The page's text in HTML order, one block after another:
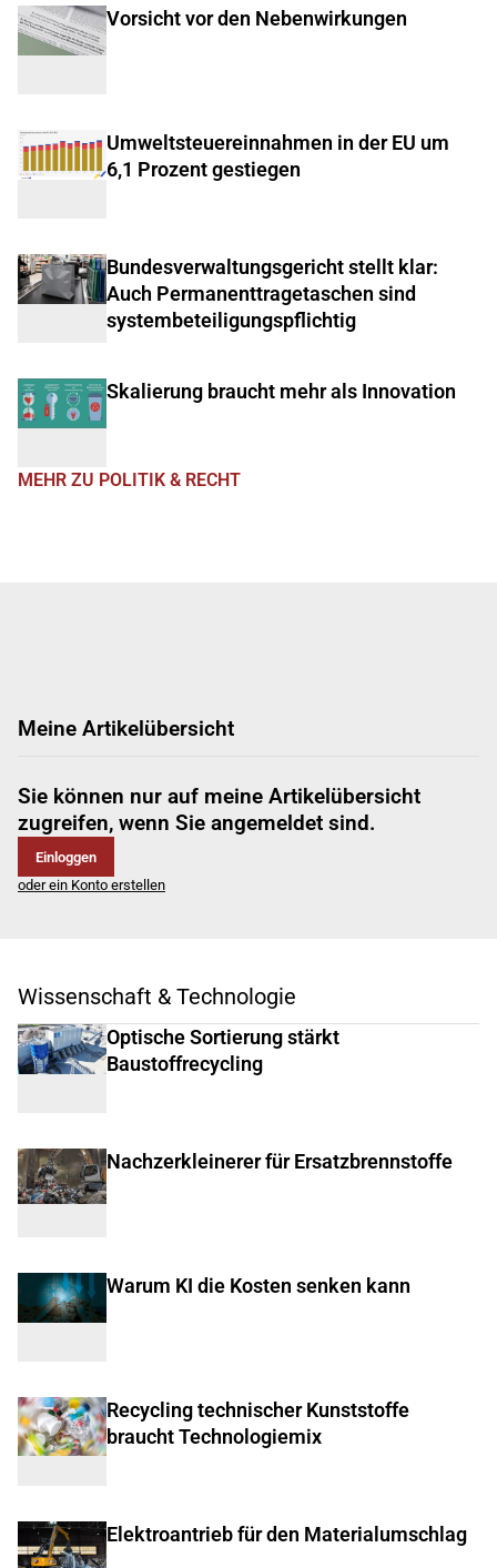
Vorsicht vor den Nebenwirkungen
Umweltsteuereinnahmen in der EU um
6,1 Prozent gestiegen
Bundesverwaltungsgericht stellt klar:
Auch Permanenttragetaschen sind
systembeteiligungspflichtig
Skalierung braucht mehr als Innovation
MEHR ZU POLITIK & RECHT
Meine Artikelübersicht
Sie können nur auf meine Artikelübersicht
zugreifen, wenn Sie angemeldet sind.
Einloggen
oder ein Konto erstellen
Wissenschaft & Technologie
Optische Sortierung stärkt
Baustoffrecycling
Nachzerkleinerer für Ersatzbrennstoffe
Warum KI die Kosten senken kann
Recycling technischer Kunststoffe
braucht Technologiemix
Elektroantrieb für den Materialumschlag